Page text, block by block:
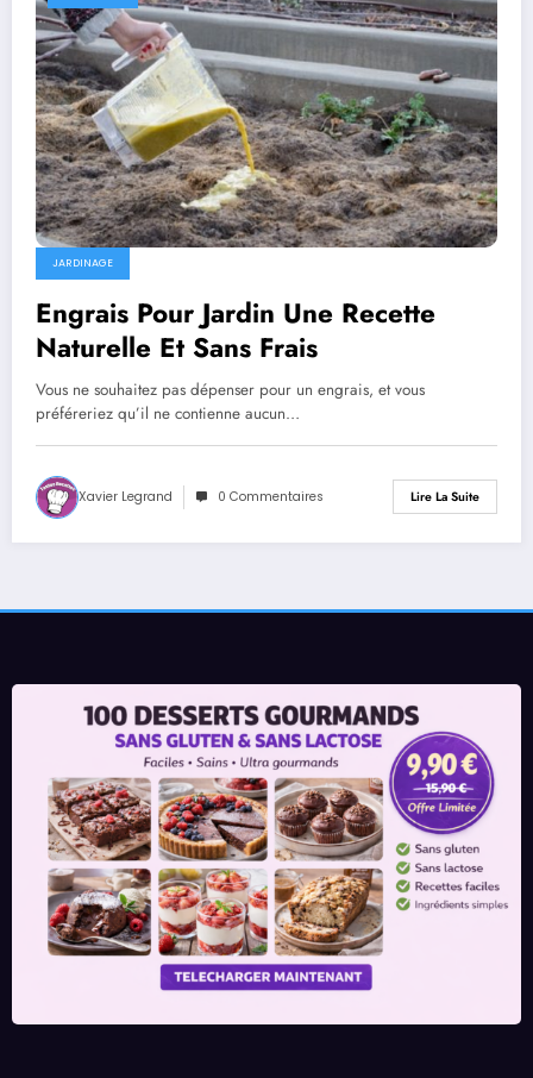
JARDINAGE
Engrais Pour Jardin Une Recette
Naturelle Et Sans Frais
Vous ne souhaitez pas dépenser pour un engrais, et vous
préféreriez qu’il ne contienne aucun…
Xavier Legrand 0 Commentaires Lire La Suite